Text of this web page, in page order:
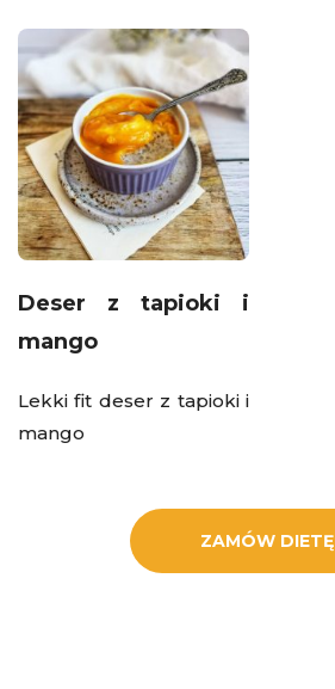
Deser z tapioki i
mango
Lekki fit deser z tapioki i
mango
ZAMÓW DIETĘ